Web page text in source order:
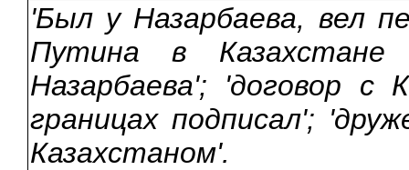
'Был у Назарбаева, вел
Путина в Казахстане
Назарбаева'; 'договор с
границах подписал';
Казахстаном'.